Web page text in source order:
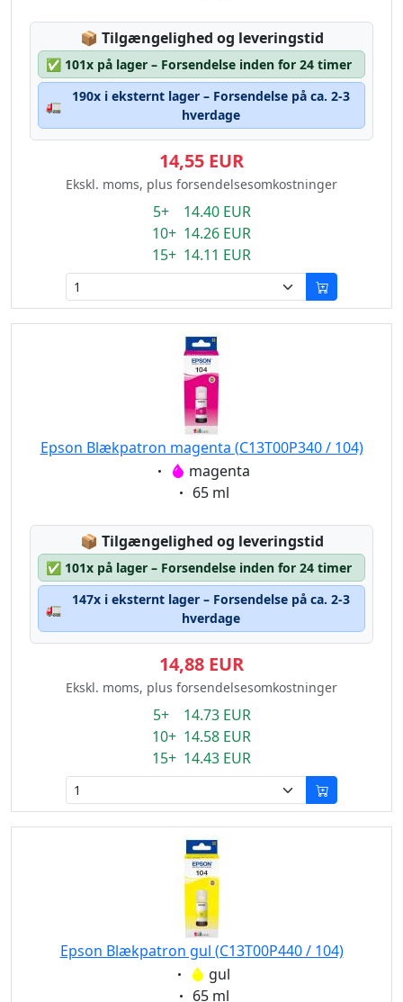
📦 Lagerstatus:
Tilgængelighed og leveringstid
✅ 101x på lager – Forsendelse inden for 24 timer
🚛
190x i eksternt lager – Forsendelse på ca. 2-3
hverdage
14,55 EUR
Ekskl. moms, plus forsendelsesomkostninger
5+ 14.40 EUR
10+ 14.26 EUR
15+ 14.11 EUR
Epson Blækpatron magenta (C13T00P340 / 104)
Eigenschaft:
magenta
Eigenschaft:
65 ml
📦 Lagerstatus:
Tilgængelighed og leveringstid
✅ 101x på lager – Forsendelse inden for 24 timer
🚛
147x i eksternt lager – Forsendelse på ca. 2-3
hverdage
14,88 EUR
Ekskl. moms, plus forsendelsesomkostninger
5+ 14.73 EUR
10+ 14.58 EUR
15+ 14.43 EUR
Epson Blækpatron gul (C13T00P440 / 104)
Eigenschaft:
gul
Eigenschaft:
65 ml